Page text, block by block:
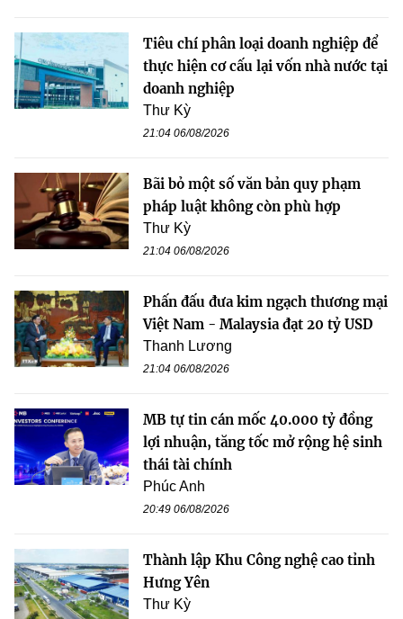
Tiêu chí phân loại doanh nghiệp để
thực hiện cơ cấu lại vốn nhà nước tại
doanh nghiệp
Thư Kỳ
21:04 06/08/2026
Bãi bỏ một số văn bản quy phạm
pháp luật không còn phù hợp
Thư Kỳ
21:04 06/08/2026
Phấn đấu đưa kim ngạch thương mại
Việt Nam - Malaysia đạt 20 tỷ USD
Thanh Lương
21:04 06/08/2026
MB tự tin cán mốc 40.000 tỷ đồng
lợi nhuận, tăng tốc mở rộng hệ sinh
thái tài chính
Phúc Anh
20:49 06/08/2026
Thành lập Khu Công nghệ cao tỉnh
Hưng Yên
Thư Kỳ